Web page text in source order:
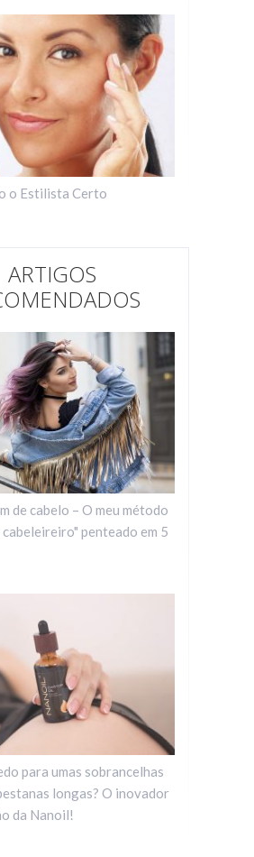
o Estilista Certo
ARTIGOS
de cabelo – O meu método
cabeleireiro" penteado em 5
para umas sobrancelhas
longas? O inovador
da Nanoil!